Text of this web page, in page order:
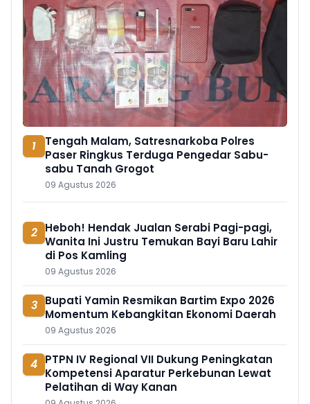
1
Tengah Malam, Satresnarkoba Polres
Paser Ringkus Terduga Pengedar Sabu-
sabu Tanah Grogot
09 Agustus 2026
2 Heboh! Hendak Jualan Serabi Pagi-pagi,
Wanita Ini Justru Temukan Bayi Baru Lahir
di Pos Kamling
09 Agustus 2026
3 Bupati Yamin Resmikan Bartim Expo 2026
Momentum Kebangkitan Ekonomi Daerah
09 Agustus 2026
4 PTPN IV Regional VII Dukung Peningkatan
Kompetensi Aparatur Perkebunan Lewat
Pelatihan di Way Kanan